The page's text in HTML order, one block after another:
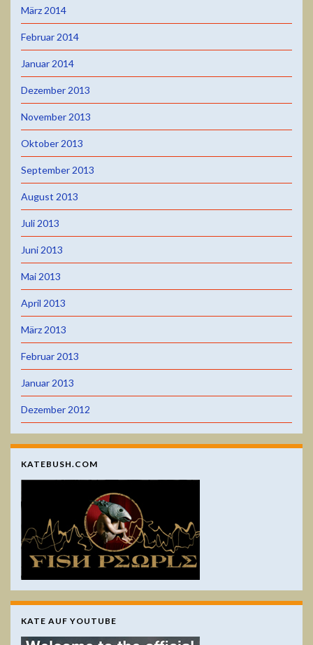
März 2014
Februar 2014
Januar 2014
Dezember 2013
November 2013
Oktober 2013
September 2013
August 2013
Juli 2013
Juni 2013
Mai 2013
April 2013
März 2013
Februar 2013
Januar 2013
Dezember 2012
KATEBUSH.COM
KATE AUF YOUTUBE